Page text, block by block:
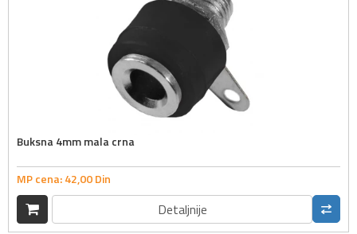
Buksna 4mm mala crna
MP cena:42,00Din
Detaljnije